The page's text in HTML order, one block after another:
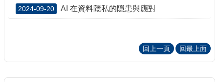
2024-09-20 AI 在資料隱私的隱患與應對
回上一頁 回最上面